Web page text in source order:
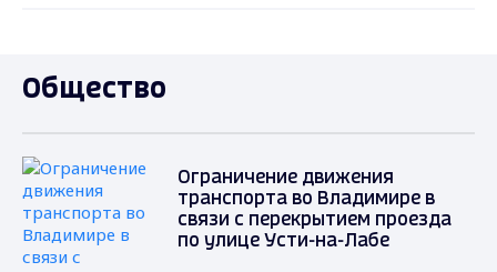
Общество
Ограничение движения
транспорта во Владимире в
связи с перекрытием проезда
по улице Усти-на-Лабе